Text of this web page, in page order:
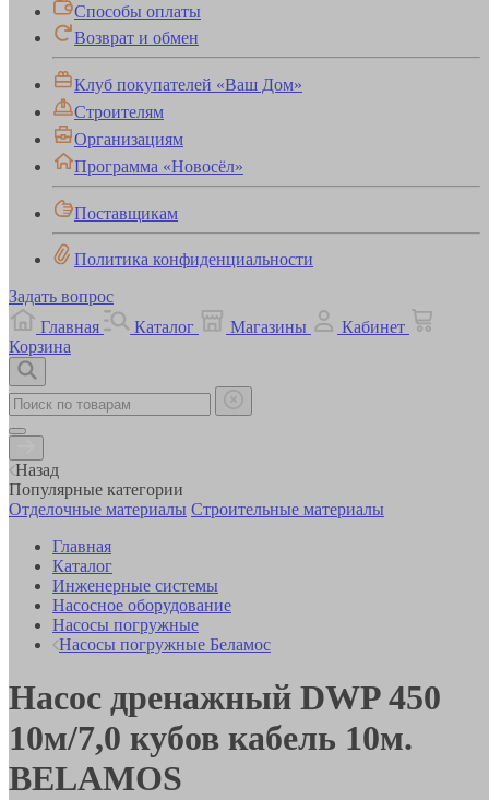
Способы оплаты
Возврат и обмен
Клуб покупателей «Ваш Дом»
Строителям
Организациям
Программа «Новосёл»
Поставщикам
Политика конфиденциальности
Задать вопрос
Главная
Каталог Магазины
Кабинет
Корзина
Назад
Популярные категории
Отделочные материалы Строительные материалы
Главная
Каталог
Инженерные системы
Насосное оборудование
Насосы погружные
Насосы погружные Беламос
Насос дренажный DWP 450
10м/7,0 кубов кабель 10м.
BELAMOS